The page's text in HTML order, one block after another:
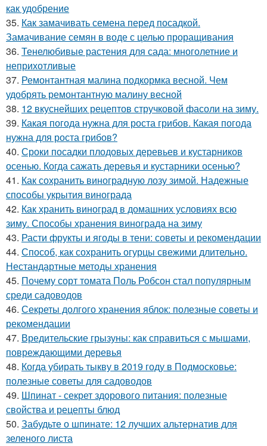
как удобрение
35. Как замачивать семена перед посадкой.
Замачивание семян в воде с целью проращивания
36. Тенелюбивые растения для сада: многолетние и
неприхотливые
37. Ремонтантная малина подкормка весной. Чем
удобрять ремонтантную малину весной
38. 12 вкуснейших рецептов стручковой фасоли на зиму.
39. Какая погода нужна для роста грибов. Какая погода
нужна для роста грибов?
40. Сроки посадки плодовых деревьев и кустарников
осенью. Когда сажать деревья и кустарники осенью?
41. Как сохранить виноградную лозу зимой. Надежные
способы укрытия винограда
42. Как хранить виноград в домашних условиях всю
зиму. Способы хранения винограда на зиму
43. Расти фрукты и ягоды в тени: советы и рекомендации
44. Способ, как сохранить огурцы свежими длительно.
Нестандартные методы хранения
45. Почему сорт томата Поль Робсон стал популярным
среди садоводов
46. Секреты долгого хранения яблок: полезные советы и
рекомендации
47. Вредительские грызуны: как справиться с мышами,
повреждающими деревья
48. Когда убирать тыкву в 2019 году в Подмосковье:
полезные советы для садоводов
49. Шпинат - секрет здорового питания: полезные
свойства и рецепты блюд
50. Забудьте о шпинате: 12 лучших альтернатив для
зеленого листа